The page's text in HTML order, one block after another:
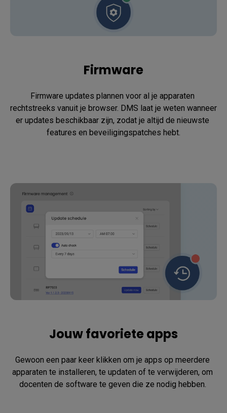
Firmware
Firmware updates plannen voor al je apparaten
rechtstreeks vanuit je browser. DMS laat je weten wanneer
er updates beschikbaar zijn, zodat je altijd de nieuwste
features en beveiligingspatches hebt.
Jouw favoriete apps
Gewoon een paar keer klikken om je apps op meerdere
apparaten te installeren, te updaten of te verwijderen, om
docenten de software te geven die ze nodig hebben.